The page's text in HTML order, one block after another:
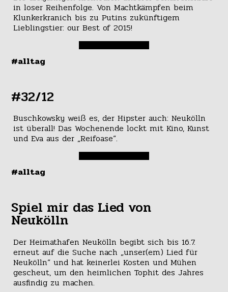
in loser Reihenfolge. Von Machtkämpfen beim
Klunkerkranich bis zu Putins zukünftigem
Lieblingstier: our Best of 2015!
#alltag
#32/12
Buschkowsky weiß es, der Hipster auch: Neukölln
ist überall! Das Wochenende lockt mit Kino, Kunst
und Eva aus der „Reifoase“.
#alltag
Spiel mir das Lied von
Neukölln
Der Heimathafen Neukölln begibt sich bis 16.7.
erneut auf die Suche nach „unser(em) Lied für
Neukölln“ und hat keinerlei Kosten und Mühen
gescheut, um den heimlichen Tophit des Jahres
ausfindig zu machen.